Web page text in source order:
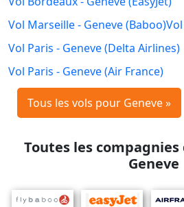
Vol Marseille - Geneve (Baboo)
Vol Paris - Geneve (Delta Airlines)
Vol Paris - Geneve (Air France)
Tous les vols pour Geneve »
Toutes les
Geneve